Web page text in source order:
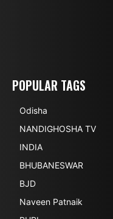
POPULAR TAGS
Odisha
NANDIGHOSHA TV
INDIA
BHUBANESWAR
BJD
Naveen Patnaik